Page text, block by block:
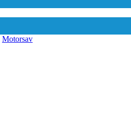
Motorsav